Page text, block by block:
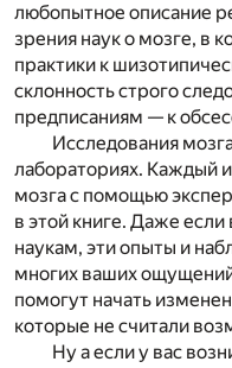
любопытное описание
зрения наук о мозге, в
практики к
склонность строго
предписаниям — к
Исследования
лабораториях. Каждый
мозга с помощью
в этой книге. Даже
наукам, эти опыты и
многих ваших
помогут начать
которые не считали
Ну а если у вас